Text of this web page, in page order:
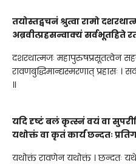
तयोस्तद्वचनं श्रुत्वा रामो
अब्रवीत्प्रहसन्वाक्यं सर्वभूतहिते
दशरथात्मजः महापुरुषप्रसूतत्वेन
रावणबुद्धिमान्द्यस्मरणात् प्रहासः ।
॥
यदि दृष्टं बलं कृत्स्नं वयं वा सुपरी
यथोक्तं वा कृतं कार्यं छन्दतः
यथोक्तं रावणेन यथोक्तं । छन्दतः